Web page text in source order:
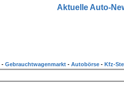
Aktuelle Auto-
- Gebrauchtwagenmarkt - Autobörse - Kfz-